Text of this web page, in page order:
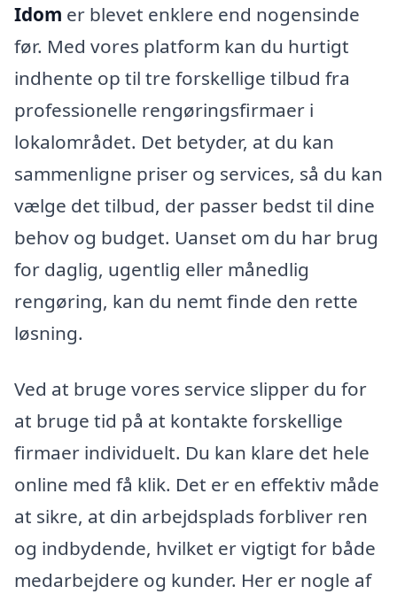
Idom er blevet enklere end nogensinde
før. Med vores platform kan du hurtigt
indhente op til tre forskellige tilbud fra
professionelle rengøringsfirmaer i
lokalområdet. Det betyder, at du kan
sammenligne priser og services, så du kan
vælge det tilbud, der passer bedst til dine
behov og budget. Uanset om du har brug
for daglig, ugentlig eller månedlig
rengøring, kan du nemt finde den rette
løsning.
Ved at bruge vores service slipper du for
at bruge tid på at kontakte forskellige
firmaer individuelt. Du kan klare det hele
online med få klik. Det er en effektiv måde
at sikre, at din arbejdsplads forbliver ren
og indbydende, hvilket er vigtigt for både
medarbejdere og kunder. Her er nogle af